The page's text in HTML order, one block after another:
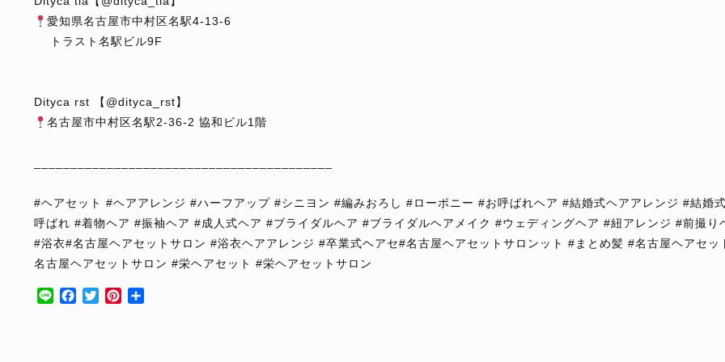
愛知県名古屋市中村区名駅4-13-6
トラスト名駅ビル9F
Dityca rst 【@dityca_rst】
名古屋市中村区名駅2-36-2 協和ビル1階
#ヘアセット #ヘアアレンジ #ハーフアップ #シニヨン #編みおろし #ローポニー #お呼ばれヘア #結婚式ヘアアレンジ #結婚
呼ばれ #着物ヘア #振袖ヘア #成人式ヘア #ブライダルヘア #ブライダルヘアメイク #ウェディングヘア #紐アレンジ #前撮り
#浴衣#名古屋ヘアセットサロン #浴衣ヘアアレンジ #卒業式ヘアセ#名古屋ヘアセットサロンット #まとめ髪 #名古屋ヘアセッ
名古屋ヘアセットサロン #栄ヘアセット #栄ヘアセットサロン
Line Facebook
TwitterPinterest